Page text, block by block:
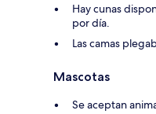
Hay cunas
por día.
Las camas
Mascotas
Se aceptan